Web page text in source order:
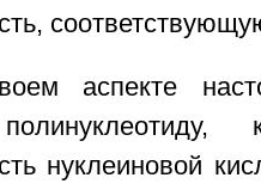
аспекте
нуклеиновой